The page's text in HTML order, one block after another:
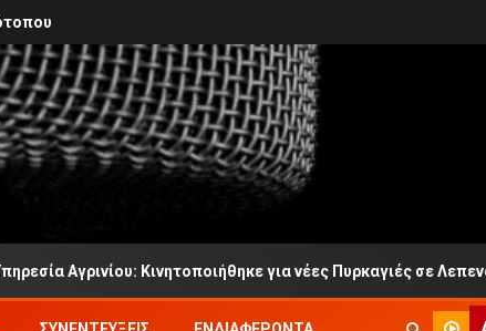
Κινητοποιήθηκε για νέες Πυρκαγιές σε Λεπενού και